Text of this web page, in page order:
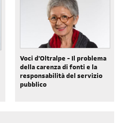
Voci d'Oltralpe - Il problema
della carenza di fonti e la
responsabilità del servizio
pubblico